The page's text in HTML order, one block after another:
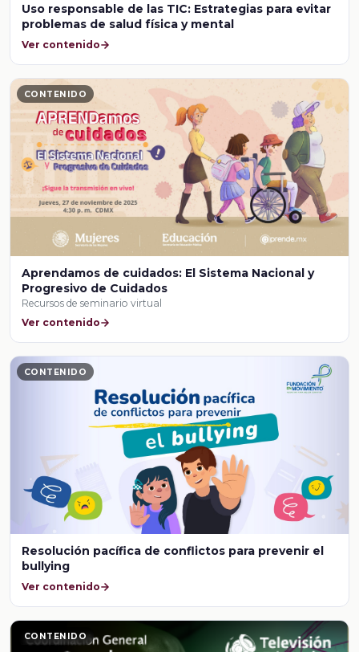
Uso responsable de las TIC: Estrategias para evitar
problemas de salud física y mental
Ver contenido
CONTENIDO
Aprendamos de cuidados: El Sistema Nacional y
Progresivo de Cuidados
Recursos de seminario virtual
Ver contenido
CONTENIDO
Resolución pacífica de conflictos para prevenir el
bullying
Ver contenido
CONTENIDO